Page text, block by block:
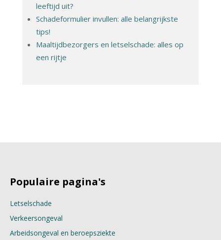
leeftijd uit?
Schadeformulier invullen: alle belangrijkste
tips!
Maaltijdbezorgers en letselschade: alles op
een rijtje
Populaire pagina's
Letselschade
Verkeersongeval
Arbeidsongeval en beroepsziekte